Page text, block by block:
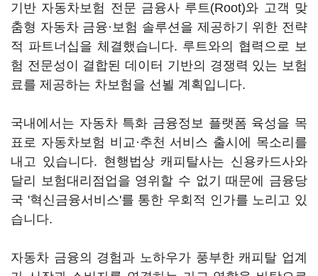
기반 자동차보험 전문 금융사 루트(Root)와 고객 맞
춤형 자동차 금융·보험 솔루션을 제공하기 위한 전략
적 파트너십을 체결했습니다. 루트와의 협력으로 보
험 전문성이 결합된 데이터 기반의 경쟁력 있는 보험
료를 제공하는 차보험을 선뵐 계획입니다.
국내에서는 자동차 특화 금융정보 플랫폼 육성을 목
표로 자동차보험 비교·추천 서비스 출시에 목소리를
내고 있습니다. 현행법상 캐피탈사는 신용카드사와
달리 보험대리점업을 영위할 수 없기 때문에 금융당
국 '혁신금융서비스'를 통한 우회적 인가를 노리고 있
습니다.
자동차 금융의 경험과 노하우가 풍부한 캐피탈 업계